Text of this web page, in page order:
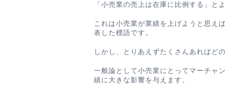
「小売業の売上は在庫に比例する」と
これは小売業が業績を上げようと思え
表した標語です。
しかし、 とりあえずたくさんあればど
一般論として小売業にとってマーチャ
績に大きな影響を与えます。